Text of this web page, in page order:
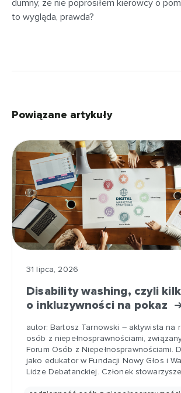
dumny, że nie poprosiłem kierowcy o
to wygląda, prawda?
Powiązane artykuły
31 lipca, 2026
Disability washing, czyli
o inkluzywności na pokaz
autor: Bartosz Tarnowski – aktywista na
osób z niepełnosprawnościami,
Forum Osób z Niepełnosprawnościami.
jako edukator w Fundacji Nowy Głos i
Lidze Debatanckiej. Członek